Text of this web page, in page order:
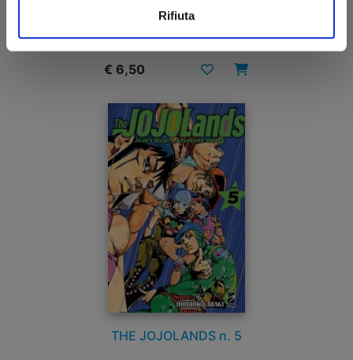
Rifiuta
€ 6,50
THE JOJOLANDS n. 5